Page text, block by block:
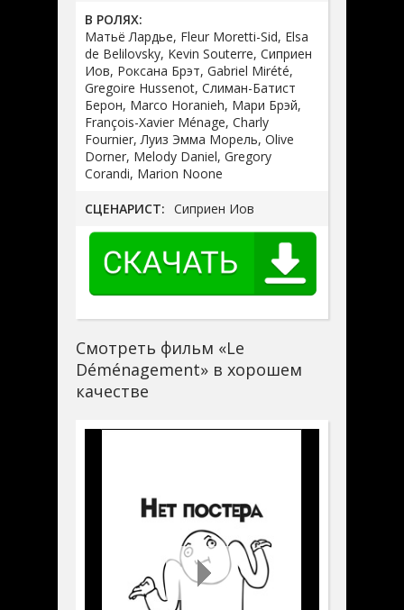
В РОЛЯХ:
Матьё Лардье, Fleur Moretti-Sid, Elsa
de Belilovsky, Kevin Souterre, Сиприен
Иов, Роксана Брэт, Gabriel Mirété,
Gregoire Hussenot, Слиман-Батист
Берон, Marco Horanieh, Мари Брэй,
François-Xavier Ménage, Charly
Fournier, Луиз Эмма Морель, Olive
Dorner, Melody Daniel, Gregory
Corandi, Marion Noone
СЦЕНАРИСТ: Сиприен Иов
Смотреть фильм «Le
Déménagement» в хорошем
качестве